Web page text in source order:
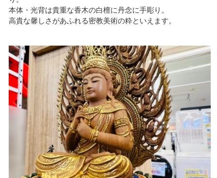
本体・光背は貴重な香木の白檀に丹念に手彫り。
高貴な馨しさがあふれる密教美術の粋といえます。